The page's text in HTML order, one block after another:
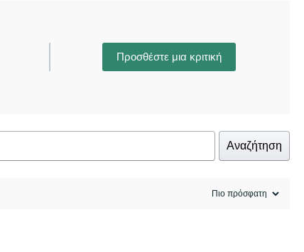
Προσθέστε μια κριτική
Αναζήτηση